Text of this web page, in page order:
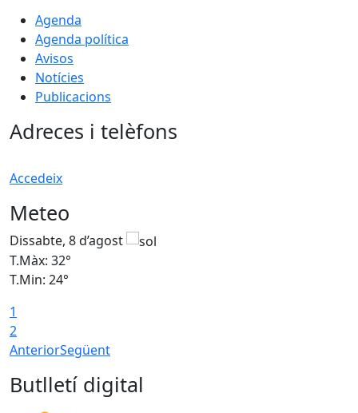
Agenda
Agenda política
Avisos
Notícies
Publicacions
Adreces i telèfons
Accedeix
Meteo
Dissabte, 8 d’agost
T.Màx: 32°
T.Min: 24°
1
2
AnteriorSegüent
Butlletí digital